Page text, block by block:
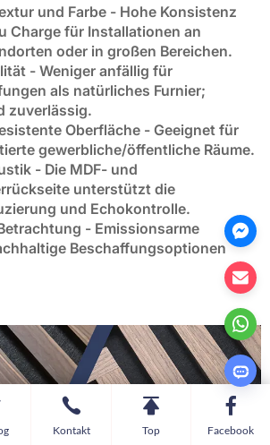
und Farbe - Hohe Konsistenz
Charge für Installationen an
oder in großen Bereichen.
- Weniger anfällig für
als natürliches Furnier;
zuverlässig.
Oberfläche - Geeignet für
gewerbliche/öffentliche Räume.
- Die MDF- und
unterstützt die
und Echokontrolle.
- Emissionsarme
Beschaffungsoptionen
Kontakt Top Facebook